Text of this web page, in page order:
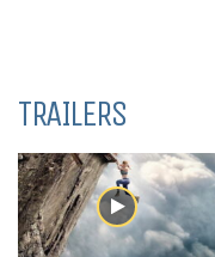
TRAILERS